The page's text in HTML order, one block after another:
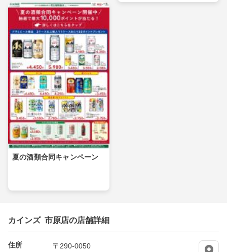
夏の酒類合同キャンペーン
カインズ 市原店の店舗詳細
住所
〒290-0050